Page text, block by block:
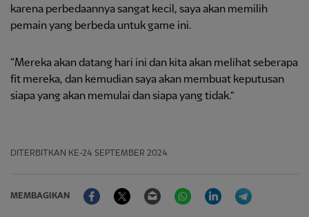
karena perbedaannya sangat kecil, saya akan memilih
pemain yang berbeda untuk game ini.
“Mereka akan datang hari ini dan kita akan melihat seberapa
fit mereka, dan kemudian saya akan membuat keputusan
siapa yang akan memulai dan siapa yang tidak.”
DITERBITKAN KE-24 SEPTEMBER 2024
MEMBAGIKAN
FacebookTwitter Email WhatsAppLinkedIn